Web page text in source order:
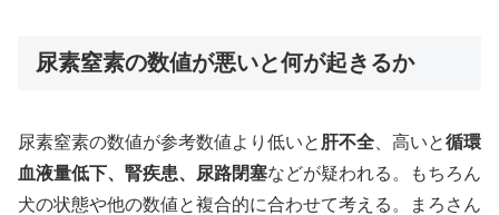
尿素窒素の数値が悪いと何が起きるか
尿素窒素の数値が参考数値より低いと 肝不全 、高いと循環
血液量低下、腎疾患、尿路閉塞などが疑われる。もちろん
犬の状態や他の数値と複合的に合わせて考える。まろさん